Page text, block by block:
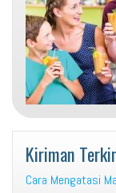
Kiriman
Cara Mengatasi